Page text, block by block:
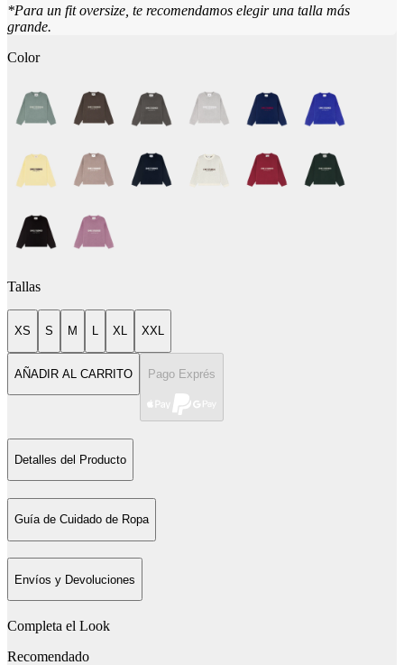
*Para un fit oversize, te recomendamos elegir una talla más
grande.
Color
Tallas
XS S M L XL XXL
AÑADIR AL CARRITO Pago Exprés
Detalles del Producto
Guía de Cuidado de Ropa
Envíos y Devoluciones
Completa el Look
Recomendado